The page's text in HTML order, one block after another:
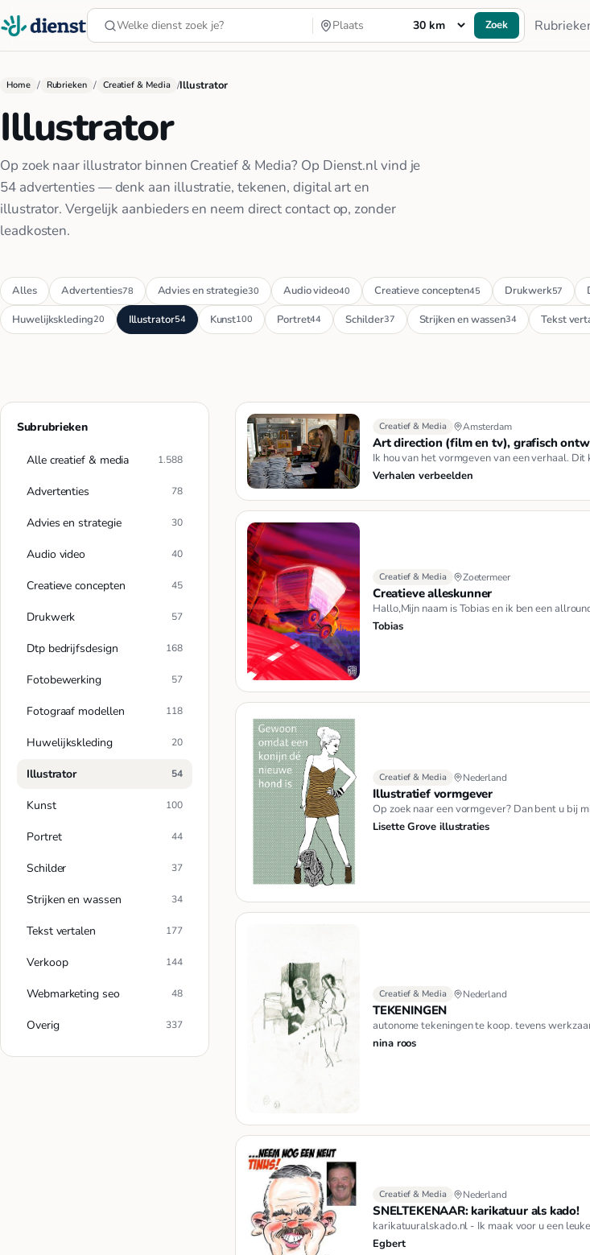
Zoek
Home / Rubrieken / Creatief & Media /Illustrator
Illustrator
Op zoek naar illustrator binnen Creatief & Media? Op Dienst.nl vind je
54 advertenties — denk aan illustratie, tekenen, digital art en
illustrator. Vergelijk aanbieders en neem direct contact op, zonder
leadkosten.
Alles Advertenties78 Advies en strategie30 Audio video40 Creatieve concepten45 Drukwerk57
Huwelijkskleding20 Illustrator54 Kunst100 Portret44 Schilder37 Strijken en wassen34 Tekst
Subrubrieken
Alle creatief & media 1.588
Advertenties 78
Advies en strategie 30
Audio video 40
Creatieve concepten 45
Drukwerk 57
Dtp bedrijfsdesign 168
Fotobewerking 57
Fotograaf modellen 118
Huwelijkskleding 20
Illustrator 54
Kunst 100
Portret 44
Schilder 37
Strijken en wassen 34
Tekst vertalen 177
Verkoop 144
Webmarketing seo 48
Overig 337
Creatief & Media Amsterdam
Art direction (film en tv), grafisch
Ik hou van het vormgeven van een verhaal.
Verhalen verbeelden
Creatief & Media Zoetermeer
Creatieve alleskunner
Hallo,Mijn naam is Tobias en ik ben een
Tobias
Creatief & Media Nederland
Illustratief vormgever
Op zoek naar een vormgever? Dan bent u bij
Lisette Grove illustraties
Creatief & Media Nederland
TEKENINGEN
autonome tekeningen te koop. tevens
nina roos
Creatief & Media Nederland
SNELTEKENAAR: karikatuur als kado!
karikatuuralskado.nl - Ik maak voor u een
Egbert